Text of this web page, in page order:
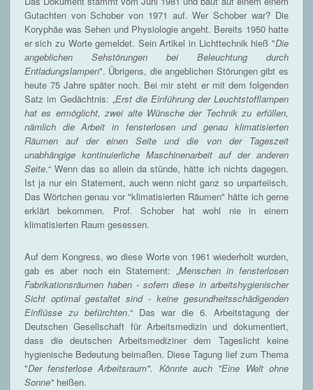
Gutachten von Schober von 1971 auf. Wer Schober war? Die
Koryphäe was Sehen und Physiologie angeht. Bereits 1950 hatte
er sich zu Worte gemeldet. Sein Artikel in Lichttechnik hieß "Die
angeblichen Sehstörungen bei Beleuchtung durch
Entladungslampen". Übrigens, die angeblichen Störungen gibt es
heute 75 Jahre später noch. Bei mir steht er mit dem folgenden
Satz im Gedächtnis: „Erst die Einführung der Leuchtstofﬂampen
hat es ermöglicht, zwei alte Wünsche der Technik zu erfüllen,
nämlich die Arbeit in fensterlosen und genau klimatisierten
Räumen auf der einen Seite und die von der Tageszeit
unabhängige kontinuierliche Maschinenarbeit auf der anderen
Seite.“ Wenn das so allein da stünde, hätte ich nichts dagegen.
Ist ja nur ein Statement, auch wenn nicht ganz so unparteiisch.
Das Wörtchen genau vor "klimatisierten Räumen" hätte ich gerne
erklärt bekommen. Prof. Schober hat wohl nie in einem
klimatisierten Raum gesessen.
Auf dem Kongress, wo diese Worte von 1961 wiederholt wurden,
gab es aber noch ein Statement: „Menschen in fensterlosen
Fabrikationsräumen haben - sofern diese in arbeitshygienischer
Sicht optimal gestaltet sind - keine gesundheitsschädigenden
Einflüsse zu befürchten.“ Das war die 6. Arbeitstagung der
Deutschen Gesellschaft für Arbeitsmedizin und dokumentiert,
dass die deutschen Arbeitsmediziner dem Tageslicht keine
hygienische Bedeutung beimaßen. Diese Tagung lief zum Thema
"Der fensterlose Arbeitsraum". Könnte auch "Eine Welt ohne
Sonne"heißen.